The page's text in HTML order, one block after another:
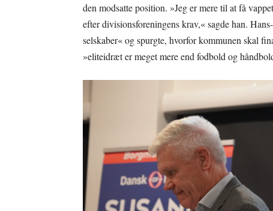
den modsatte position. »Jeg er mere til at få
efter divisionsforeningens krav,« sagde han.
selskaber« og spurgte, hvorfor kommunen skal
»eliteidræt er meget mere end fodbold og